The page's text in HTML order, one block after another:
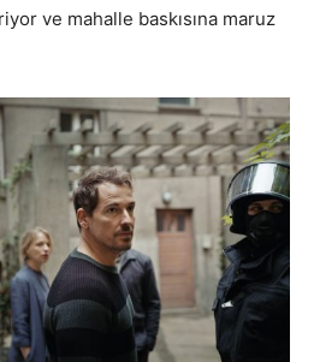
ve mahalle baskısına maruz